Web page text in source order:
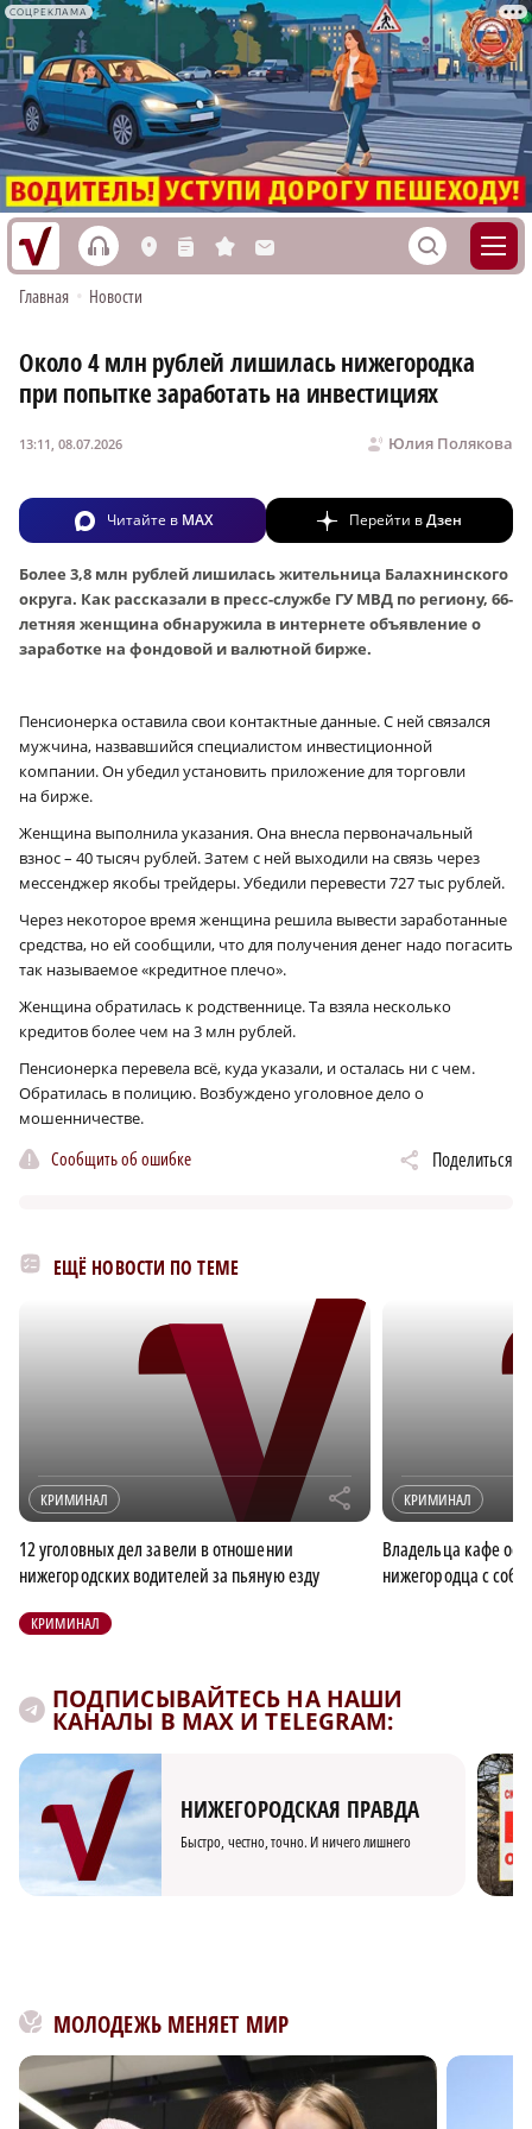
СОЦРЕКЛАМА
h L n s M S
Главная • Новости
Около 4 млн рублей лишилась нижегородка
при попытке заработать на инвестициях
Юлия Полякова
13:11, 08.07.2026
Читайте в MAX Перейти вДзен
Более 3,8 млн рублей лишилась жительница Балахнинского
округа. Как рассказали в пресс-службе ГУ МВД по региону, 66-
летняя женщина обнаружила в интернете объявление о
заработке на фондовой и валютной бирже.
Пенсионерка оставила свои контактные данные. С ней связался
мужчина, назвавшийся специалистом инвестиционной
компании. Он убедил установить приложение для торговли
на бирже.
Женщина выполнила указания. Она внесла первоначальный
взнос – 40 тысяч рублей. Затем с ней выходили на связь через
мессенджер якобы трейдеры. Убедили перевести 727 тыс рублей.
Через некоторое время женщина решила вывести заработанные
средства, но ей сообщили, что для получения денег надо погасить
так называемое «кредитное плечо».
Женщина обратилась к родственнице. Та взяла несколько
кредитов более чем на 3 млн рублей.
Пенсионерка перевела всё, куда указали, и осталась ни с чем.
Обратилась в полицию. Возбуждено уголовное дело о
мошенничестве.
Сообщить об ошибке Поделиться
ЕЩЁ НОВОСТИ ПО ТЕМЕ
КРИМИНАЛ r
12 уголовных дел завели в отношении
нижегородских водителей за пьяную езду
КРИМИНАЛ
Владельца кафе
нижегородца с
КРИМИНАЛ
ПОДПИСЫВАЙТЕСЬ НА НАШИ
КАНАЛЫ В MAX И TELEGRAM:
НИЖЕГОРОДСКАЯ ПРАВДА
Быстро, честно, точно. И ничего лишнего
МОЛОДЕЖЬ МЕНЯЕТ МИР